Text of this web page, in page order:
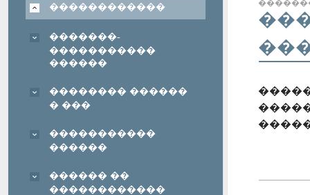
������������
�������-
�����������
������
�������� ������
� ���
�����������
������
������ ��
������������